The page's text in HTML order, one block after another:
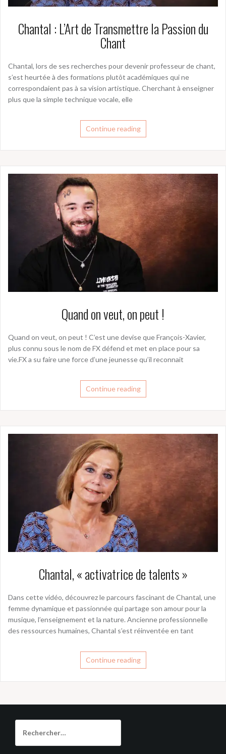
Chantal : L’Art de Transmettre la Passion du
Chant
Chantal, lors de ses recherches pour devenir professeur de chant,
s’est heurtée à des formations plutôt académiques qui ne
correspondaient pas à sa vision artistique. Cherchant à enseigner
plus que la simple technique vocale, elle
Continue reading
Quand on veut, on peut !
Quand on veut, on peut ! C’est une devise que François-Xavier,
plus connu sous le nom de FX défend et met en place pour sa
vie.FX a su faire une force d’une jeunesse qu’il reconnait
Continue reading
Chantal, « activatrice de talents »
Dans cette vidéo, découvrez le parcours fascinant de Chantal, une
femme dynamique et passionnée qui partage son amour pour la
musique, l’enseignement et la nature. Ancienne professionnelle
des ressources humaines, Chantal s’est réinventée en tant
Continue reading